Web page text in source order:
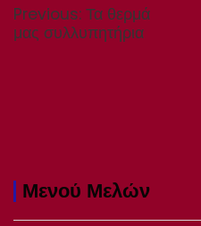
Previous: Previous
post:
Τα θερμά
μας συλλυπητήρια
Μενού Μελών